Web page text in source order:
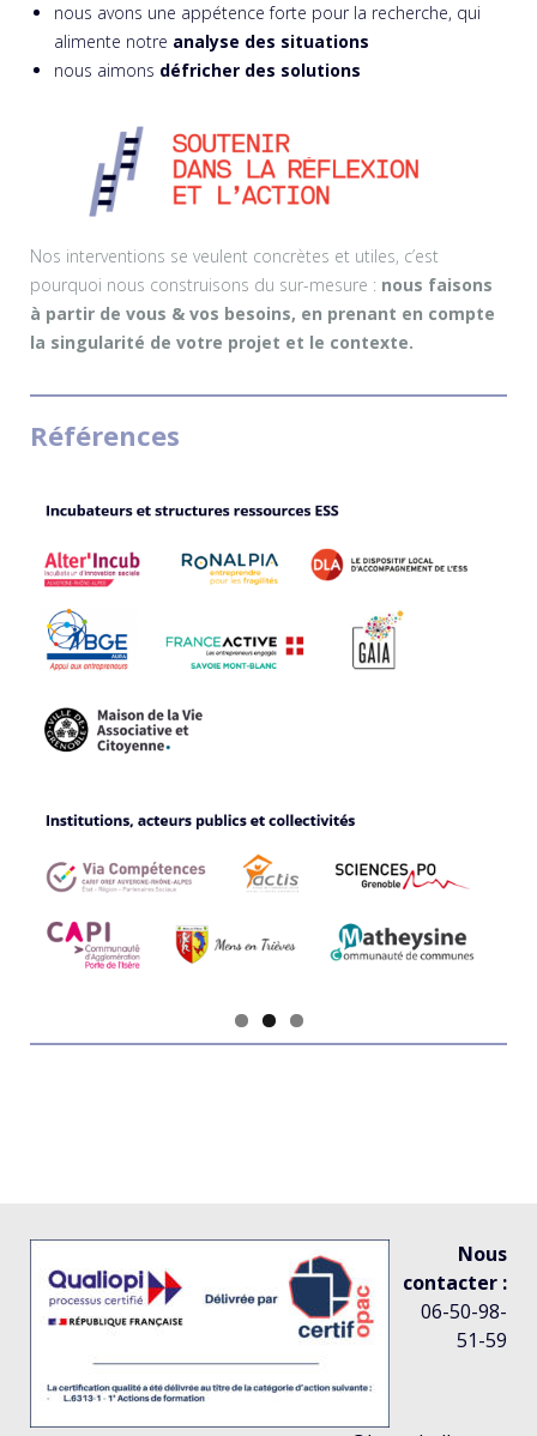
nous avons une appétence forte pour la recherche, qui
alimente notre analyse des situations
nous aimons défricher des solutions
Nos interventions se veulent concrètes et utiles, c’est
pourquoi nous construisons du sur-mesure : nous faisons
à partir de vous & vos besoins, en prenant en compte
la singularité de votre projet et le contexte.
Références
Nous
contacter :
06-50-98-
51-59